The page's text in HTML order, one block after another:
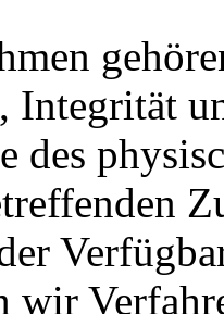
Integrität
des
wir